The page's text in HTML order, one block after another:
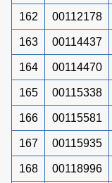
162 00112178
163 00114437
164 00114470
165 00115338
166 00115581
167 00115935
168 00118996